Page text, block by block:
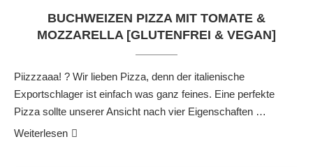
BUCHWEIZEN PIZZA MIT TOMATE &
MOZZARELLA [GLUTENFREI & VEGAN]
Piizzzaaa! ? Wir lieben Pizza, denn der italienische
Exportschlager ist einfach was ganz feines. Eine perfekte
Pizza sollte unserer Ansicht nach vier Eigenschaften …
Weiterlesen